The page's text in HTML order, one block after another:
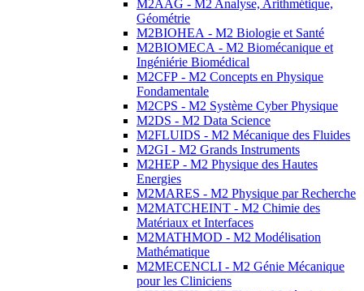
M2AAG - M2 Analyse, Arithmétique,
Géométrie
M2BIOHEA - M2 Biologie et Santé
M2BIOMECA - M2 Biomécanique et
Ingéniérie Biomédical
M2CFP - M2 Concepts en Physique
Fondamentale
M2CPS - M2 Système Cyber Physique
M2DS - M2 Data Science
M2FLUIDS - M2 Mécanique des Fluides
M2GI - M2 Grands Instruments
M2HEP - M2 Physique des Hautes
Energies
M2MARES - M2 Physique par Recherche
M2MATCHEINT - M2 Chimie des
Matériaux et Interfaces
M2MATHMOD - M2 Modélisation
Mathématique
M2MECENCLI - M2 Génie Mécanique
pour les Cliniciens